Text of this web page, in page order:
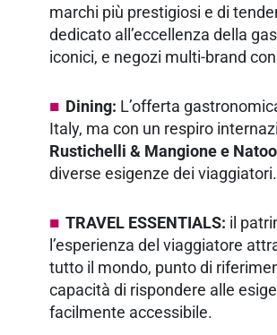
marchi più prestigiosi e di
dedicato all’eccellenza della
iconici, e negozi multi-brand con
Dining: L’offerta
Italy, ma con un respiro
Rustichelli & Mangione e Natoo
diverse esigenze dei viaggiatori.
TRAVEL ESSENTIALS: il
l’esperienza del viaggiatore
tutto il mondo, punto di
capacità di rispondere alle
facilmente accessibile.